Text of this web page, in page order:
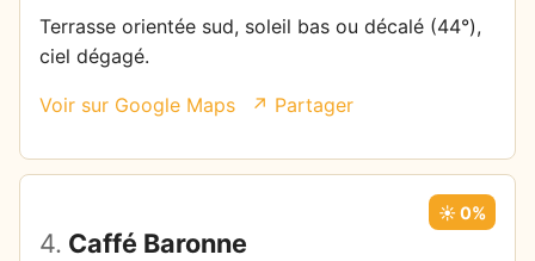
Terrasse orientée sud, soleil bas ou décalé (44°),
ciel dégagé.
Voir sur Google Maps ↗ Partager
4. Caffé Baronne
☀️ 0%